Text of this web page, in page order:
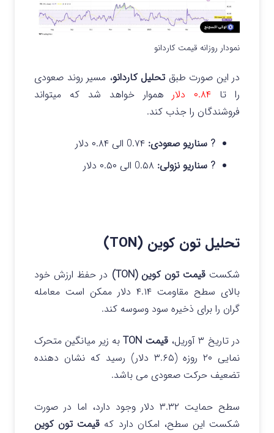
نمودار روزانه قیمت کاردانو
در این صورت طبق تحلیل کاردانو، مسیر روند صعودی
را تا ۰.۸۴ دلار
هموار خواهد شد که میتواند
فروشندگان را جذب کند.
? سناریو صعودی:
? سناریو نزولی:
تحلیل تون کوین (TON)
شکستقیمت تون کوین (TON)
در حفظ ارزش خود
بالای سطح مقاومت ۴.۱۴ دلار ممکن است معامله
گران را برای ذخیره سود وسوسه کند.
در تاریخ ۳ آوریل، قیمت TON
به زیر میانگین متحرک
نمایی ۲۰ روزه (۳.۶۵ دلار) رسید که نشان دهنده
تضعیف حرکت صعودی می باشد.
سطح حمایت ۳.۳۲ دلار وجود دارد، اما در صورت
شکست این سطح، امکان دارد که قیمت تون کوین